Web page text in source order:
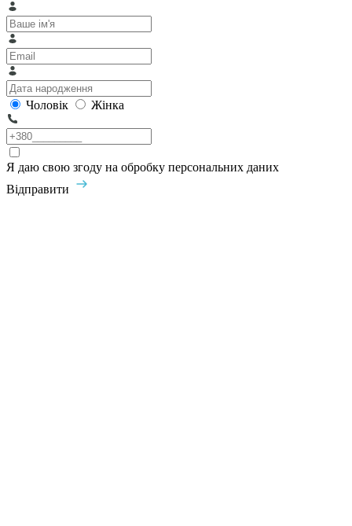
Чоловік Жінка
Я даю свою згоду на обробку персональних даних
Відправити